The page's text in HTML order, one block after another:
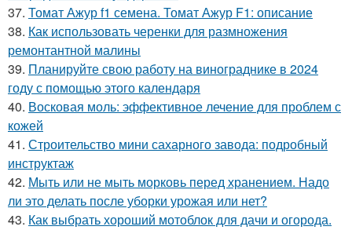
37. Томат Ажур f1 семена. Томат Ажур F1: описание
38. Как использовать черенки для размножения
ремонтантной малины
39. Планируйте свою работу на винограднике в 2024
году с помощью этого календаря
40. Восковая моль: эффективное лечение для проблем с
кожей
41. Строительство мини сахарного завода: подробный
инструктаж
42. Мыть или не мыть морковь перед хранением. Надо
ли это делать после уборки урожая или нет?
43. Как выбрать хороший мотоблок для дачи и огорода.